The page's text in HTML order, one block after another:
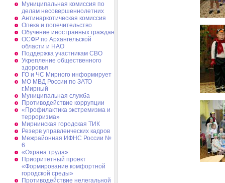
Муниципальная комиссия по
делам несовершеннолетних
Антинаркотическая комиссия
Опека и попечительство
Обучение иностранных граждан
ОСФР по Архангельской
области и НАО
Поддержка участникам СВО
Укрепление общественного
здоровья
ГО и ЧС Мирного информирует
МО МВД России по ЗАТО
г.Мирный
Муниципальная cлужба
Противодействие коррупции
«Профилактика экстремизма и
терроризма»
Мирнинская городская ТИК
Резерв управленческих кадров
Межрайонная ИФНС России №
6
«Охрана труда»
Приоритетный проект
«Формирование комфортной
городской среды»
Противодействие нелегальной